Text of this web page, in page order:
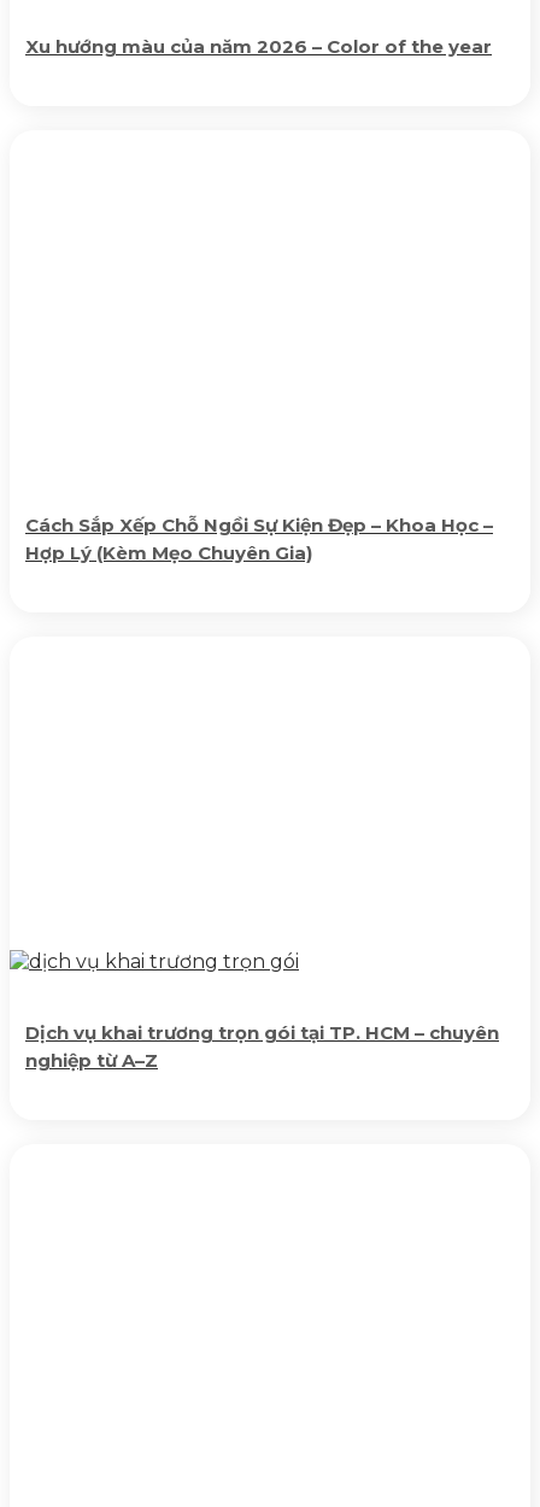
Xu hướng màu của năm 2026 – Color of the year
Cách Sắp Xếp Chỗ Ngồi Sự Kiện Đẹp – Khoa Học –
Hợp Lý (Kèm Mẹo Chuyên Gia)
Dịch vụ khai trương trọn gói tại TP. HCM – chuyên
nghiệp từ A–Z